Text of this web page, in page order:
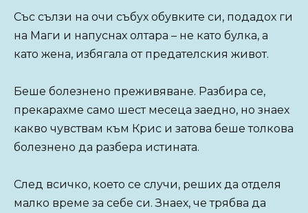
Със сълзи на очи събух обувките си, подадох ги
на Маги и напуснах олтара – не като булка, а
като жена, избягала от предателския живот.
Беше болезнено преживяване. Разбира се,
прекарахме само шест месеца заедно, но знаех
какво чувствам към Крис и затова беше толкова
болезнено да разбера истината.
След всичко, което се случи, реших да отделя
малко време за себе си. Знаех, че трябва да